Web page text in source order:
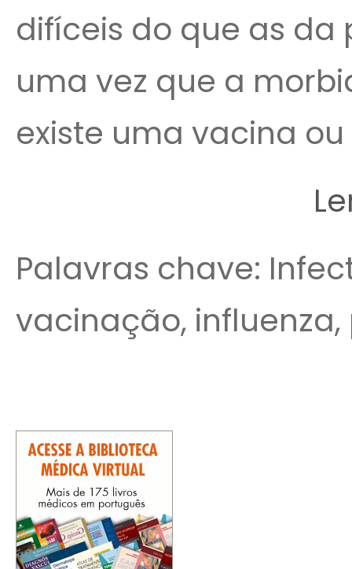
difíceis do que as
uma vez que a
existe uma vacina
Palavras chave:
vacinação,